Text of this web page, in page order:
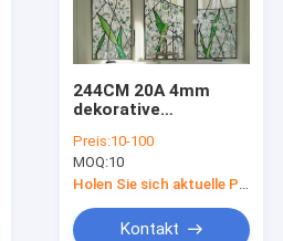
244CM 20A 4mm
dekorative
mit
ODM
Preis:10-100
MOQ:10
Kontakt